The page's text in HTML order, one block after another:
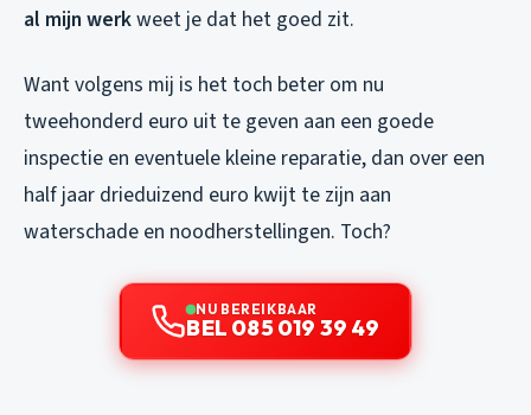
al mijn werkweet je dat het goed zit.
Want volgens mij is het toch beter om nu
tweehonderd euro uit te geven aan een goede
inspectie en eventuele kleine reparatie, dan over een
half jaar drieduizend euro kwijt te zijn aan
waterschade en noodherstellingen. Toch?
NU BEREIKBAAR
BEL 085 019 39 49